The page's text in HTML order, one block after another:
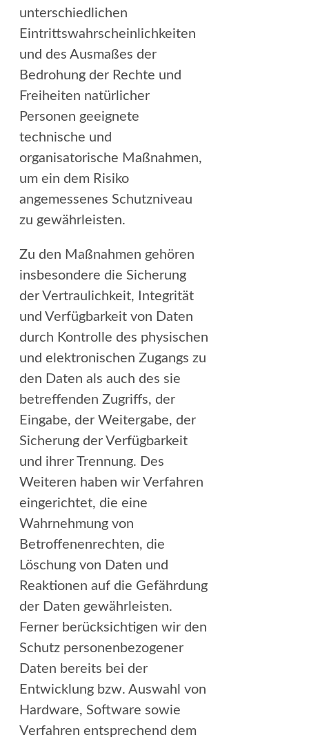
unterschiedlichen
Eintrittswahrscheinlichkeiten
und des Ausmaßes der
Bedrohung der Rechte und
Freiheiten natürlicher
Personen geeignete
technische und
organisatorische Maßnahmen,
um ein dem Risiko
angemessenes Schutzniveau
zu gewährleisten.
Zu den Maßnahmen gehören
insbesondere die Sicherung
der Vertraulichkeit, Integrität
und Verfügbarkeit von Daten
durch Kontrolle des physischen
und elektronischen Zugangs zu
den Daten als auch des sie
betreffenden Zugriffs, der
Eingabe, der Weitergabe, der
Sicherung der Verfügbarkeit
und ihrer Trennung. Des
Weiteren haben wir Verfahren
eingerichtet, die eine
Wahrnehmung von
Betroffenenrechten, die
Löschung von Daten und
Reaktionen auf die Gefährdung
der Daten gewährleisten.
Ferner berücksichtigen wir den
Schutz personenbezogener
Daten bereits bei der
Entwicklung bzw. Auswahl von
Hardware, Software sowie
Verfahren entsprechend dem